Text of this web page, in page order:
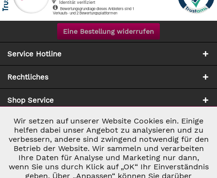
Eine Bestellung widerrufen
Service Hotline
Rechtliches
Shop Service
Zahlung & Versand
Notwendig Aktiv
Marketing Inaktiv
Wir setzen auf unserer Website Cookies ein. Einige
helfen dabei unser Angebot zu analysieren und zu
verbessern, andere sind zwingend notwendig für den
Betrieb der Website. Wir sammeln und verarbeiten
Ihre Daten für Analyse und Marketing nur dann,
wenn Sie uns durch Klick auf „OK“ Ihr Einverständnis
geben. Über „Anpassen“ können Sie darüber